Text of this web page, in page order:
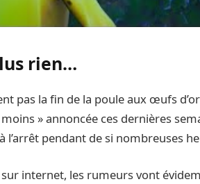
rien…
pas la fin de la poule aux œufs
» annoncée ces dernières
l’arrêt pendant de si nombreuses
sur internet, les rumeurs vont